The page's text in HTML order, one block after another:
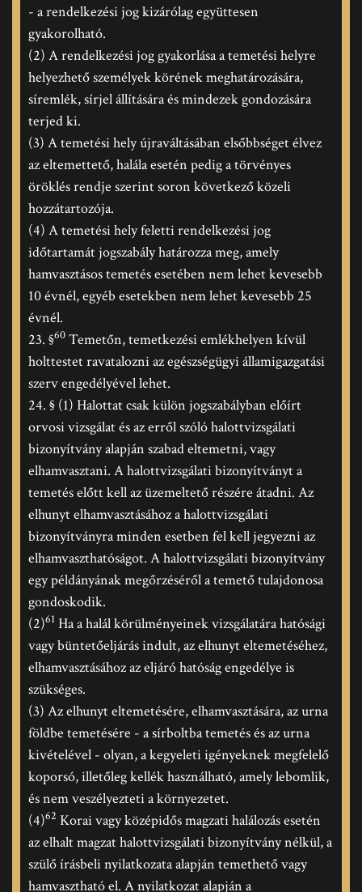
- a rendelkezési jog kizárólag együttesen
gyakorolható.
(2) A rendelkezési jog gyakorlása a temetési helyre
helyezhető személyek körének meghatározására,
síremlék, sírjel állítására és mindezek gondozására
terjed ki.
(3) A temetési hely újraváltásában elsőbbséget élvez
az eltemettető, halála esetén pedig a törvényes
öröklés rendje szerint soron következő közeli
hozzátartozója.
(4) A temetési hely feletti rendelkezési jog
időtartamát jogszabály határozza meg, amely
hamvasztásos temetés esetében nem lehet kevesebb
10 évnél, egyéb esetekben nem lehet kevesebb 25
évnél.
23. §60 Temetőn, temetkezési emlékhelyen kívül
holttestet ravatalozni az egészségügyi államigazgatási
szerv engedélyével lehet.
24. § (1) Halottat csak külön jogszabályban előírt
orvosi vizsgálat és az erről szóló halottvizsgálati
bizonyítvány alapján szabad eltemetni, vagy
elhamvasztani. A halottvizsgálati bizonyítványt a
temetés előtt kell az üzemeltető részére átadni. Az
elhunyt elhamvasztásához a halottvizsgálati
bizonyítványra minden esetben fel kell jegyezni az
elhamvaszthatóságot. A halottvizsgálati bizonyítvány
egy példányának megőrzéséről a temető tulajdonosa
gondoskodik.
(2)61 Ha a halál körülményeinek vizsgálatára hatósági
vagy büntetőeljárás indult, az elhunyt eltemetéséhez,
elhamvasztásához az eljáró hatóság engedélye is
szükséges.
(3) Az elhunyt eltemetésére, elhamvasztására, az urna
földbe temetésére - a sírboltba temetés és az urna
kivételével - olyan, a kegyeleti igényeknek megfelelő
koporsó, illetőleg kellék használható, amely lebomlik,
és nem veszélyezteti a környezetet.
(4)62 Korai vagy középidős magzati halálozás esetén
az elhalt magzat halottvizsgálati bizonyítvány nélkül, a
szülő írásbeli nyilatkozata alapján temethető vagy
hamvasztható el. A nyilatkozat alapján a